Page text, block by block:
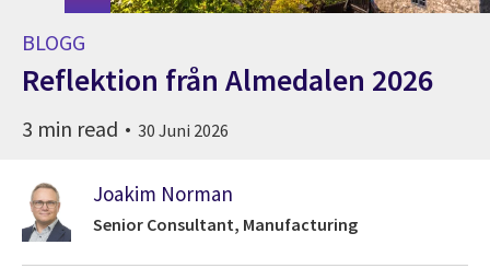
BLOGG
Reflektion från Almedalen 2026
3 min read 30 Juni 2026
Joakim Norman
Senior Consultant, Manufacturing